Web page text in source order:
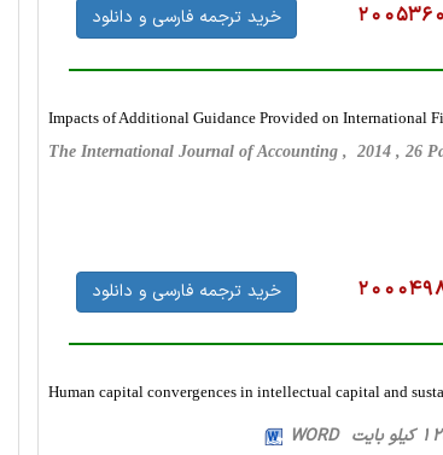
2005360 خرید ترجمه فارسی و دانلود
Impacts of Additional Guidance Provided on International
The International Journal of Accounting , 2014 , 26
خرید ترجمه فارسی و دانلود
Human capital convergences in intellectual capital and